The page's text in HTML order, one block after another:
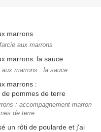
aux marrons
marrons : la sauce
: accompagnement marron
de terre
un rôti de poularde et j'ai